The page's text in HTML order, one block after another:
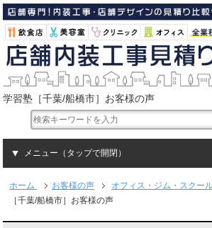
学習塾［千葉/船橋市］お客様の声
メニュー（タップで開閉）
ホーム お客様の声 オフィス・ジム・スクー
［千葉/船橋市］お客様の声